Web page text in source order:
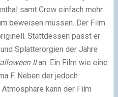
samt Crew einfach mehr
beweisen müssen. Der Film
Stattdessen passt er
Splatterorgien der Jahre
IIan. Ein Film wie eine
F. Neben der jedoch
kann der Film